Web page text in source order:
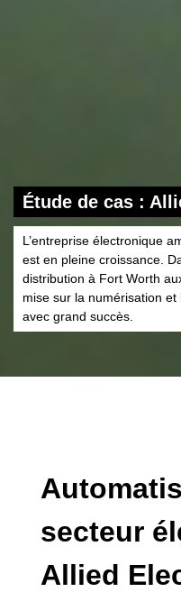
Étude de cas :
L’entreprise électronique
est en pleine croissance.
distribution à Fort Worth
mise sur la numérisation et
avec grand succès.
secteur
Allied